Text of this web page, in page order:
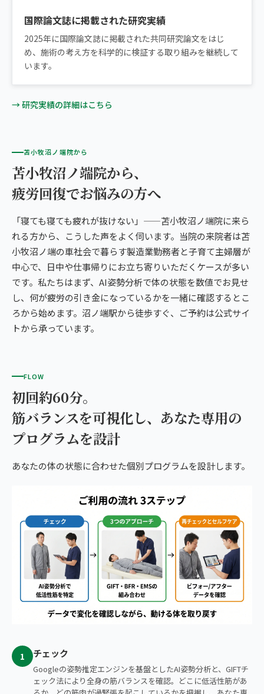
国際論文誌に掲載された研究実績
2025年に国際論文誌に掲載された共同研究論文をはじ
め、施術の考え方を科学的に検証する取り組みを継続して
います。
→ 研究実績の詳細はこちら
苫小牧沼ノ端院から
苫小牧沼ノ端院から、
疲労回復でお悩みの方へ
「寝ても寝ても疲れが抜けない」——苫小牧沼ノ端院に来ら
れる方から、こうした声をよく伺います。当院の来院者は苫
小牧沼ノ端の車社会で暮らす製造業勤務者と子育て主婦層が
中心で、日中や仕事帰りにお立ち寄りいただくケースが多い
です。私たちはまず、AI姿勢分析で体の状態を数値でお見せ
し、何が疲労の引き金になっているかを一緒に確認するとこ
ろから始めます。沼ノ端駅から徒歩すぐ、ご予約は公式サイ
トから承っています。
FLOW
初回約60分。
筋バランスを可視化し、あなた専用の
プログラムを設計
あなたの体の状態に合わせた個別プログラムを設計します。
1 チェック
Googleの姿勢推定エンジンを基盤としたAI姿勢分析と、GIFTチ
ェック法により全身の筋バランスを確認。どこに低活性筋があ